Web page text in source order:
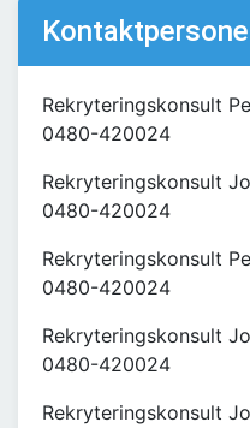
Rekryteringskonsult
0480-420024
Rekryteringskonsult
0480-420024
Rekryteringskonsult
0480-420024
Rekryteringskonsult
0480-420024
Rekryteringskonsult